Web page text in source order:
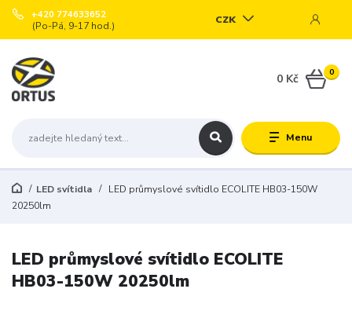
Menu
CZK
+420 774633652
(Po-Pá, 9-17 hod.)
0
0 Kč
LED svítidla
LED průmyslové svítidlo ECOLITE HB03-150W
20250lm
LED průmyslové svítidlo ECOLITE
HB03-150W 20250lm